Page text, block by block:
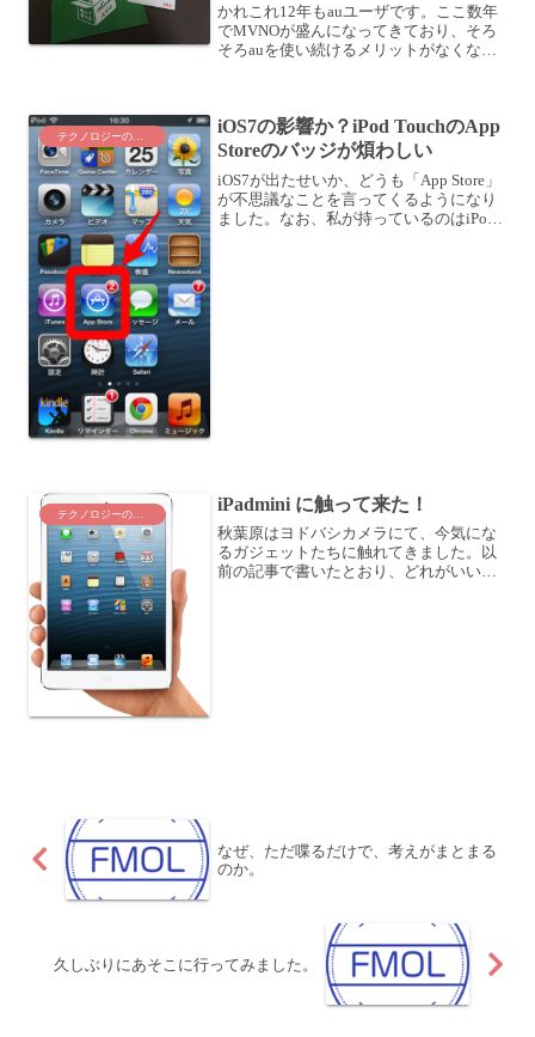
かれこれ12年もauユーザです。ここ数年
でMVNOが盛んになってきており、そろ
そろauを使い続けるメリットがなくなっ
の回線...
テクノロジーのこと
iOS7の影響か？iPod TouchのApp
Storeのバッジが煩わしい
iOS7が出たせいか、どうも「App Store」
が不思議なことを言ってくるようになり
ました。なお、私が持っているのはiPod
iPadmini に触って来た！
秋葉原はヨドバシカメラにて、今気にな
るガジェットたちに触れてきました。以
前の記事で書いたとおり、どれがいいか
なぜ、ただ喋るだけで、考えがまとまる
のか。
久しぶりにあそこに行ってみました。